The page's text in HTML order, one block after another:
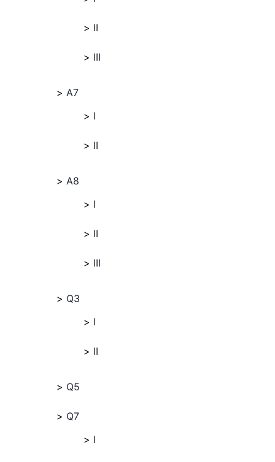
II
III
A7
I
II
A8
I
II
III
Q3
I
II
Q5
Q7
I